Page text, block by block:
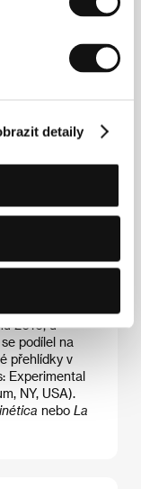
detaily
je režisér,
pro festivaly,
Dumans(Belo
a kritik. Jeho
2016, u
podílel na
přehlídky v
Experimental
NY, USA).
nebo La